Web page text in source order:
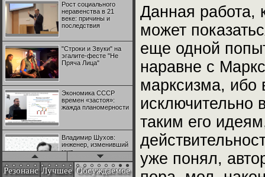
Рост социального
неравенства в 21
веке: причины и
последствия
"Строки и Звуки" на
эгалите-фесте "Не
Пряча Лица"
Экономика СССР
времен «застоя»:
жажда планомерности
Владимир Шухов:
инженер, изменивший
мир
Резонанс Лучшее Обсуждаемое
Данная работа,
может
еще одной
наравне с
марксизма, ибо
исключительно
таким его
уже понял,